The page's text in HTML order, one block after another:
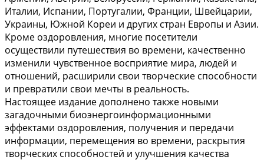
Италии, Испании, Португалии, Франции, Швейцарии,
Украины, Южной Кореи и других стран Европы и Азии.
Кроме оздоровления, многие посетители
осуществили путешествия во времени, качественно
изменили чувственное восприятие мира, людей и
отношений, расширили свои творческие способности
и превратили свои мечты в реальность.
Настоящее издание дополнено также новыми
загадочными биоэнергоинформационными
эффектами оздоровления, получения и передачи
информации, перемещения во времени, раскрытия
творческих способностей и улучшения качества